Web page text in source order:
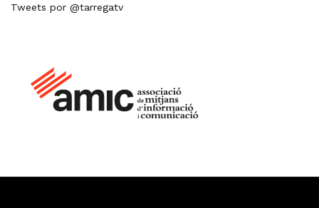
Tweets por @tarregatv